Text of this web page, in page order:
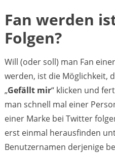
Fan werden
Folgen?
Will (oder soll) man Fan einer
werden, ist die Möglichkeit,
„Gefällt mir“ klicken und
man schnell mal einer
einer Marke bei Twitter
erst einmal herausfinden
Benutzernamen derjenige